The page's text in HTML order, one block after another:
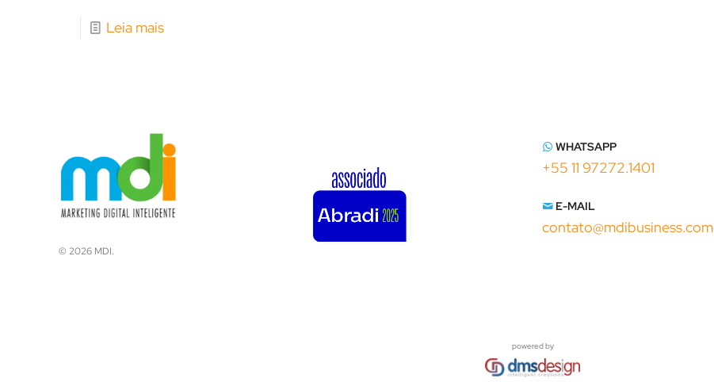
Leia mais
© 2026 MDI.
WHATSAPP
+55 11 97272.1401
E-MAIL
contato@mdibusiness.com
powered by